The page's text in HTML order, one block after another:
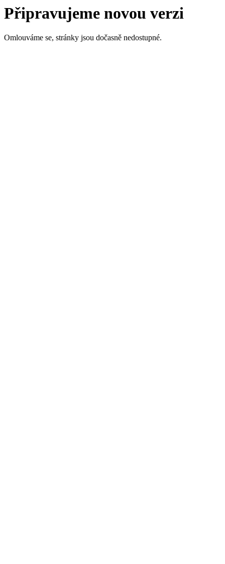
Připravujeme novou verzi
Omlouváme se, stránky jsou dočasně nedostupné.